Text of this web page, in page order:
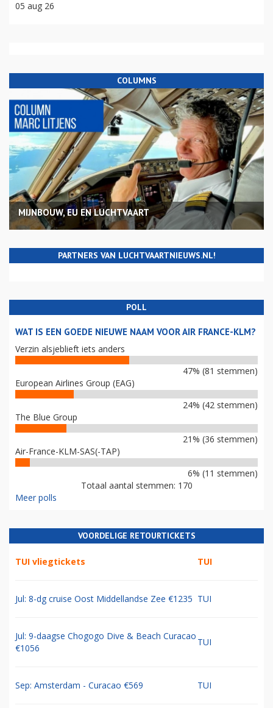
05 aug 26
COLUMNS
MIJNBOUW, EU EN LUCHTVAART
PARTNERS VAN LUCHTVAARTNIEUWS.NL!
POLL
WAT IS EEN GOEDE NIEUWE NAAM VOOR AIR FRANCE-KLM?
Verzin alsjeblieft iets anders
47% (81 stemmen)
European Airlines Group (EAG)
24% (42 stemmen)
The Blue Group
21% (36 stemmen)
Air-France-KLM-SAS(-TAP)
6% (11 stemmen)
Totaal aantal stemmen: 170
Meer polls
VOORDELIGE RETOURTICKETS
TUI vliegtickets TUI
Jul: 8-dg cruise Oost Middellandse Zee €1235 TUI
Jul: 9-daagse Chogogo Dive & Beach Curacao
€1056
TUI
Sep: Amsterdam - Curacao €569 TUI